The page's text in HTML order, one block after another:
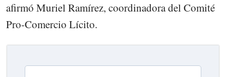
afirmó Muriel Ramírez, coordinadora del Comité
Pro-Comercio Lícito.